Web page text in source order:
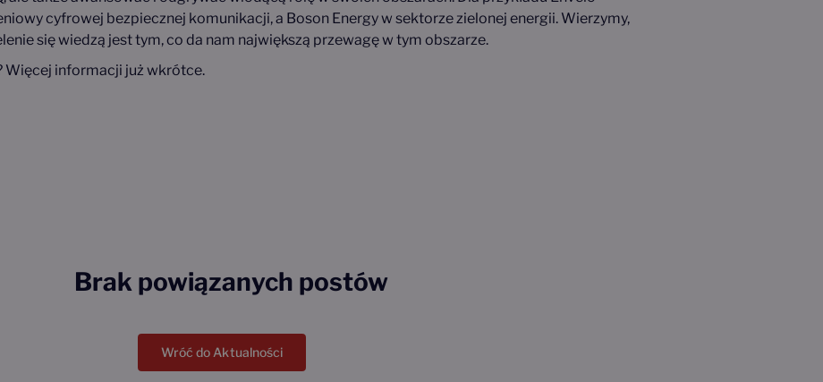
cyfrowej bezpiecznej komunikacji, a Boson Energy w sektorze zielonej energii. Wierzymy,
się wiedzą jest tym, co da nam największą przewagę w tym obszarze.
Więcej informacji już wkrótce.
Brak powiązanych postów
Wróć do Aktualności